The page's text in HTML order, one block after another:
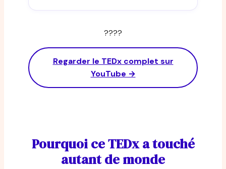
????
Regarder le TEDx complet sur
YouTube →
Pourquoi ce TEDx a touché
autant de monde